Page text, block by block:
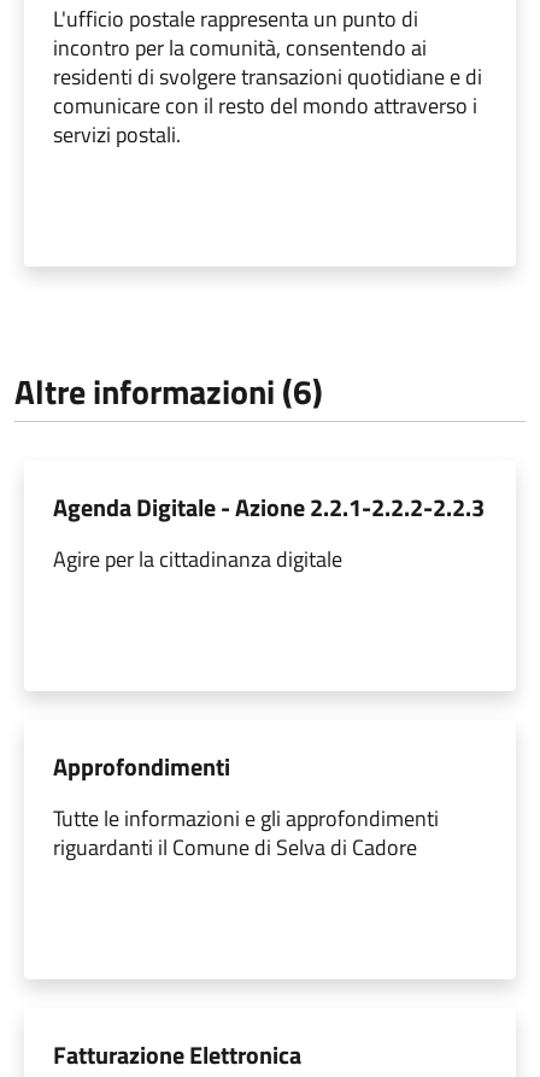
L'ufficio postale rappresenta un punto di
incontro per la comunità, consentendo ai
residenti di svolgere transazioni quotidiane e di
comunicare con il resto del mondo attraverso i
servizi postali.
Altre informazioni (6)
Agenda Digitale - Azione 2.2.1-2.2.2-2.2.3
Agire per la cittadinanza digitale
Approfondimenti
Tutte le informazioni e gli approfondimenti
riguardanti il Comune di Selva di Cadore
Fatturazione Elettronica